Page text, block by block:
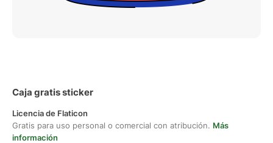
Caja gratis sticker
Licencia de Flaticon
Gratis para uso personal o comercial con atribución. Más
información